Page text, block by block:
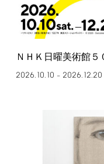
ＮＨＫ日曜美術館５
2026.10.10 – 2026.12.20